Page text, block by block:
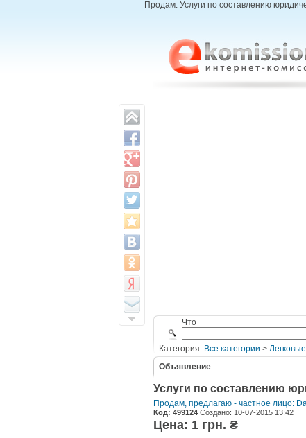
Продам: Услуги по составлению
Что
Категория: Все категории >
Объявление
Услуги по составлению
Продам, предлагаю - частное лицо:
Код: 499124 Создано: 10-07-2015 13:42
Цена: 1 грн. ₴